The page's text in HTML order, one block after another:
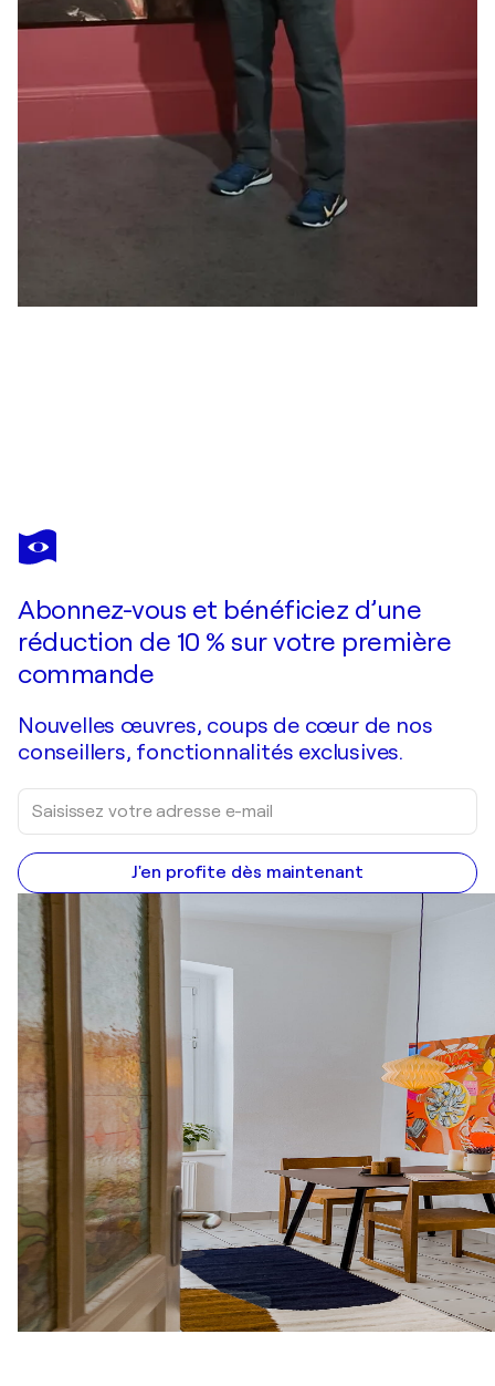
OLA IMMANUEL
Rising Grace
Abonnez-vous et bénéficiez d’une
réduction de 10 % sur votre première
commande
Nouvelles œuvres, coups de cœur de nos
conseillers, fonctionnalités exclusives.
J'en profite dès maintenant